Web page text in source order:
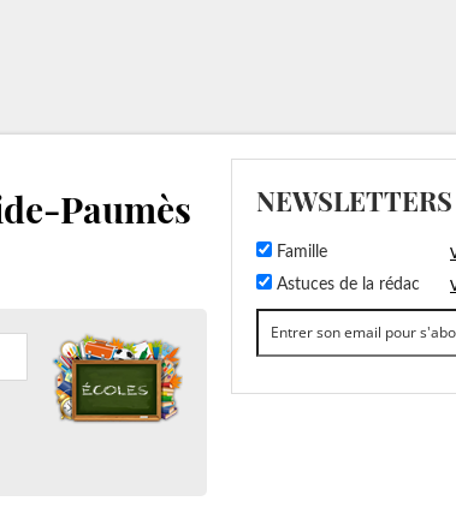
Paumès
NEWSLETTERS
Famille
Astuces de la rédac